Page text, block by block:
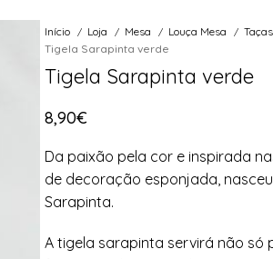
Início Loja Mesa Louça Mesa
Tigela Sarapinta verde
Tigela Sarapinta verde
8,90€
Da paixão pela cor e inspirada
de decoração esponjada,
Sarapinta.
A tigela sarapinta servirá não só